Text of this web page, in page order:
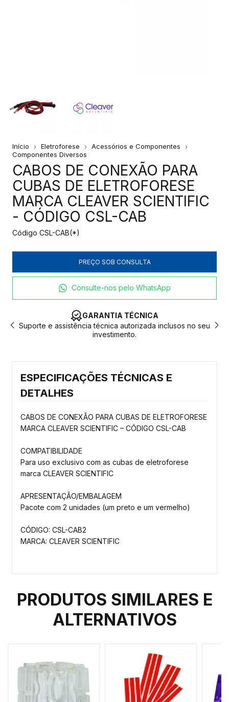
Início Eletroforese
Acessórios e Componentes
Componentes Diversos
CABOS DE CONEXÃO PARA
CUBAS DE ELETROFORESE
MARCA CLEAVER SCIENTIFIC
- CÓDIGO CSL-CAB
Código CSL-CAB(*)
Consulte-nos pelo WhatsApp
GARANTIA TÉCNICA
Suporte e assistência técnica autorizada inclusos no seu
investimento.
ESPECIFICAÇÕES TÉCNICAS E
DETALHES
CABOS DE CONEXÃO PARA CUBAS DE ELETROFORESE
MARCA CLEAVER SCIENTIFIC – CÓDIGO CSL-CAB
COMPATIBILIDADE
Para uso exclusivo com as cubas de eletroforese
marca CLEAVER SCIENTIFIC
APRESENTAÇÃO/EMBALAGEM
Pacote com 2 unidades (um preto e um vermelho)
CÓDIGO: CSL-CAB2
MARCA: CLEAVER SCIENTIFIC
PRODUTOS SIMILARES E
ALTERNATIVOS